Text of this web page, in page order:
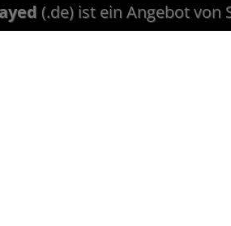
(.de) ist ein Angebot von